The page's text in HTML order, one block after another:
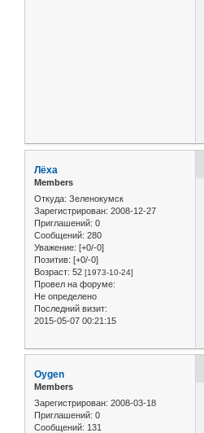
Лёха
Members
Откуда: Зеленокумск
Зарегистрирован: 2008-12-27
Приглашений: 0
Сообщений: 280
Уважение: [+0/-0]
Позитив: [+0/-0]
Возраст: 52 [1973-10-24]
Провел на форуме:
Не определено
Последний визит:
2015-05-07 00:21:15
Oygen
Members
Зарегистрирован: 2008-03-18
Приглашений: 0
Сообщений: 131